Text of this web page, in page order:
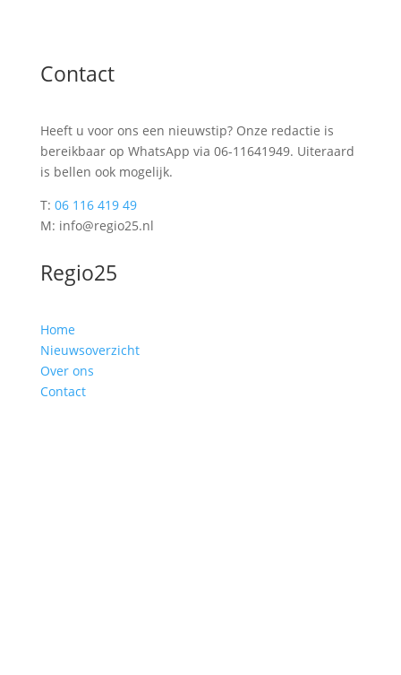
Contact
Heeft u voor ons een nieuwstip? Onze redactie is
bereikbaar op WhatsApp via 06-11641949. Uiteraard
is bellen ook mogelijk.
T: 06 116 419 49
M: info@regio25.nl
Regio25
Home
Nieuwsoverzicht
Over ons
Contact